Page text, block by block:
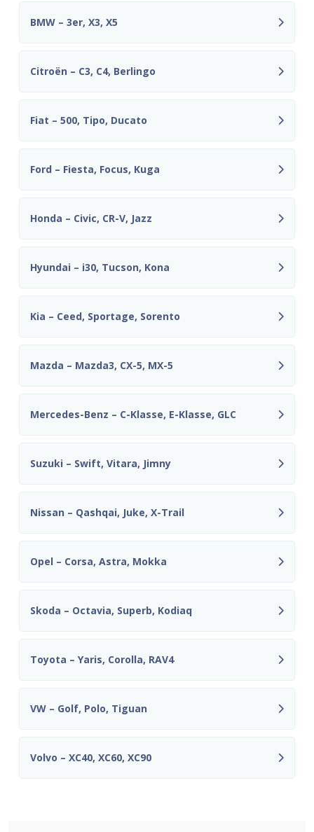
BMW – 3er, X3, X5
Citroën – C3, C4, Berlingo
Fiat – 500, Tipo, Ducato
Ford – Fiesta, Focus, Kuga
Honda – Civic, CR-V, Jazz
Hyundai – i30, Tucson, Kona
Kia – Ceed, Sportage, Sorento
Mazda – Mazda3, CX-5, MX-5
Mercedes-Benz – C-Klasse, E-Klasse, GLC
Suzuki – Swift, Vitara, Jimny
Nissan – Qashqai, Juke, X-Trail
Opel – Corsa, Astra, Mokka
Skoda – Octavia, Superb, Kodiaq
Toyota – Yaris, Corolla, RAV4
VW – Golf, Polo, Tiguan
Volvo – XC40, XC60, XC90